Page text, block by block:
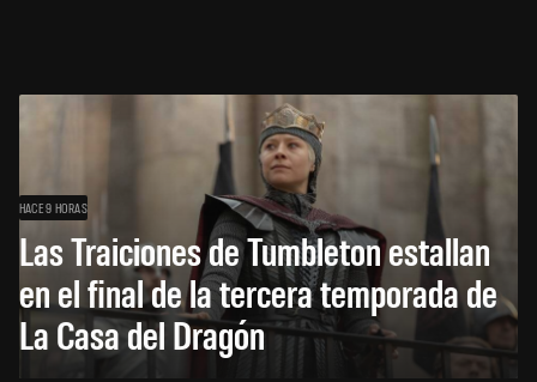
HACE 9 HORAS
Las Traiciones de Tumbleton estallan
en el final de la tercera temporada de
La Casa del Dragón